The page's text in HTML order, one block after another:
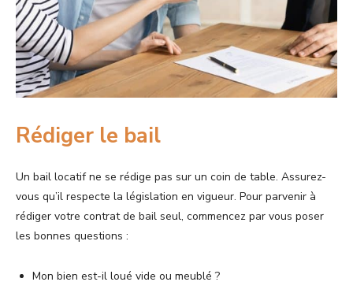
Rédiger le bail
Un bail locatif ne se rédige pas sur un coin de table. Assurez-
vous qu’il respecte la législation en vigueur. Pour parvenir à
rédiger votre contrat de bail seul, commencez par vous poser
les bonnes questions :
Mon bien est-il loué vide ou meublé ?